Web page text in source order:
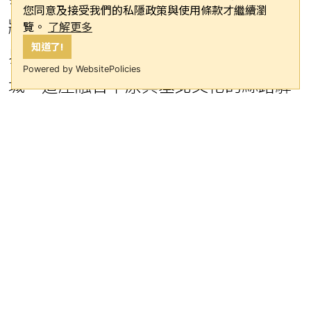
您同意及接受我們的私隱政策與使用條款才繼續瀏
覽。 了解更多
知道了!
Powered by WebsitePolicies
《「歪果仁」的榆林年》之指尖上的春节
在榆陽非遺保護中心，銀匠楊氏家族傳